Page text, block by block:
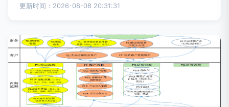
更新时间：2026-08-08 20:31:31